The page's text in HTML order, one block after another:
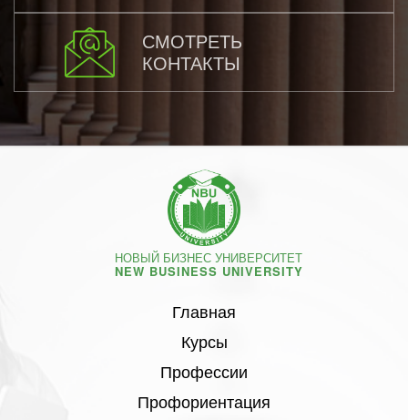
СМОТРЕТЬ
КОНТАКТЫ
НОВЫЙ БИЗНЕС УНИВЕРСИТЕТ
NEW BUSINESS UNIVERSITY
Главная
Курсы
Профессии
Профориентация